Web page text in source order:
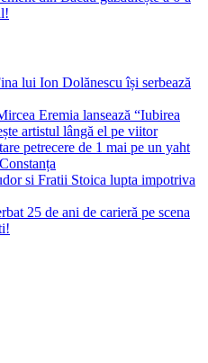
lui Ion Dolănescu își serbează
Eremia lansează “Iubirea
artistul lângă el pe viitor
petrecere de 1 mai pe un yaht
si Fratii Stoica lupta impotriva
25 de ani de carieră pe scena